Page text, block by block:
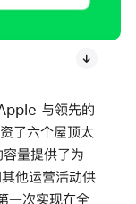
与领先的
了六个屋顶太
容量提供了为
他运营活动供
一次实现在全